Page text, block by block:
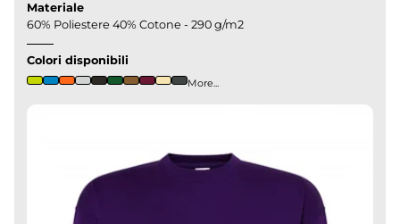
Materiale
60% Poliestere 40% Cotone - 290 g/m2
Colori disponibili
More...